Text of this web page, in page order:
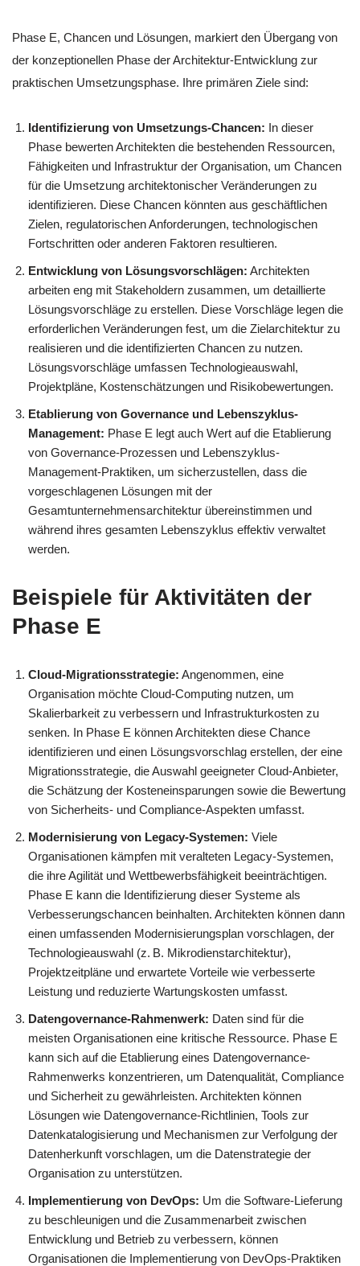
Phase E, Chancen und Lösungen, markiert den Übergang von
der konzeptionellen Phase der Architektur-Entwicklung zur
praktischen Umsetzungsphase. Ihre primären Ziele sind:
Identifizierung von Umsetzungs-Chancen: In dieser
Phase bewerten Architekten die bestehenden Ressourcen,
Fähigkeiten und Infrastruktur der Organisation, um Chancen
für die Umsetzung architektonischer Veränderungen zu
identifizieren. Diese Chancen könnten aus geschäftlichen
Zielen, regulatorischen Anforderungen, technologischen
Fortschritten oder anderen Faktoren resultieren.
Entwicklung von Lösungsvorschlägen: Architekten
arbeiten eng mit Stakeholdern zusammen, um detaillierte
Lösungsvorschläge zu erstellen. Diese Vorschläge legen die
erforderlichen Veränderungen fest, um die Zielarchitektur zu
realisieren und die identifizierten Chancen zu nutzen.
Lösungsvorschläge umfassen Technologieauswahl,
Projektpläne, Kostenschätzungen und Risikobewertungen.
Etablierung von Governance und Lebenszyklus-
Management: Phase E legt auch Wert auf die Etablierung
von Governance-Prozessen und Lebenszyklus-
Management-Praktiken, um sicherzustellen, dass die
vorgeschlagenen Lösungen mit der
Gesamtunternehmensarchitektur übereinstimmen und
während ihres gesamten Lebenszyklus effektiv verwaltet
werden.
Beispiele für Aktivitäten der
Phase E
Cloud-Migrationsstrategie: Angenommen, eine
Organisation möchte Cloud-Computing nutzen, um
Skalierbarkeit zu verbessern und Infrastrukturkosten zu
senken. In Phase E können Architekten diese Chance
identifizieren und einen Lösungsvorschlag erstellen, der eine
Migrationsstrategie, die Auswahl geeigneter Cloud-Anbieter,
die Schätzung der Kosteneinsparungen sowie die Bewertung
von Sicherheits- und Compliance-Aspekten umfasst.
Modernisierung von Legacy-Systemen: Viele
Organisationen kämpfen mit veralteten Legacy-Systemen,
die ihre Agilität und Wettbewerbsfähigkeit beeinträchtigen.
Phase E kann die Identifizierung dieser Systeme als
Verbesserungschancen beinhalten. Architekten können dann
einen umfassenden Modernisierungsplan vorschlagen, der
Technologieauswahl (z. B. Mikrodienstarchitektur),
Projektzeitpläne und erwartete Vorteile wie verbesserte
Leistung und reduzierte Wartungskosten umfasst.
Datengovernance-Rahmenwerk: Daten sind für die
meisten Organisationen eine kritische Ressource. Phase E
kann sich auf die Etablierung eines Datengovernance-
Rahmenwerks konzentrieren, um Datenqualität, Compliance
und Sicherheit zu gewährleisten. Architekten können
Lösungen wie Datengovernance-Richtlinien, Tools zur
Datenkatalogisierung und Mechanismen zur Verfolgung der
Datenherkunft vorschlagen, um die Datenstrategie der
Organisation zu unterstützen.
Implementierung von DevOps: Um die Software-Lieferung
zu beschleunigen und die Zusammenarbeit zwischen
Entwicklung und Betrieb zu verbessern, können
Organisationen die Implementierung von DevOps-Praktiken